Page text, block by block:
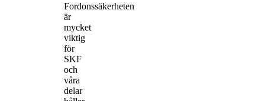
Fordonssäkerheten
är
mycket
viktig
för
SKF
och
våra
delar